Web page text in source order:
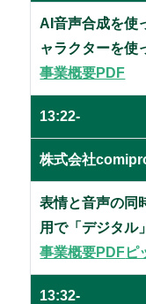
AI音声合成を使
ャラクターを使
事業概要PDF
13:22-
株式会社
表情と音声の同
用で「デジタル
事業概要PDFピ
13:32-